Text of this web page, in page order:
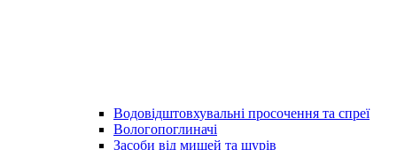
Водовідштовхувальні просочення та спреї
Вологопоглиначі
Засоби від мишей та щурів